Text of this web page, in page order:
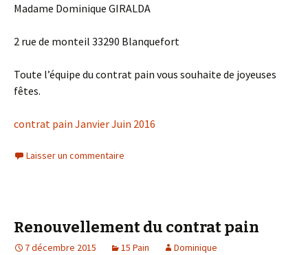
Madame Dominique GIRALDA
2 rue de monteil 33290 Blanquefort
Toute l’équipe du contrat pain vous souhaite de joyeuses
fêtes.
contrat pain Janvier Juin 2016
Laisser un commentaire
Renouvellement du contrat pain
7 décembre 2015 15 Pain Dominique